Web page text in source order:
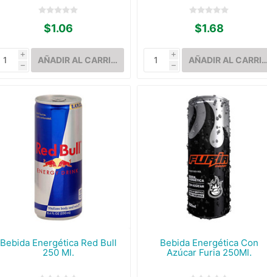
$1.06
i
h
$1.68
i
h
Bebida Energética Red Bull
250 Ml.
Bebida Energética Con
Azúcar Furia 250Ml.